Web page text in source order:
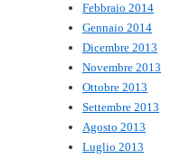
Febbraio 2014
Gennaio 2014
Dicembre 2013
Novembre 2013
Ottobre 2013
Settembre 2013
Agosto 2013
Luglio 2013